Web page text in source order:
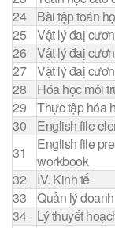
24
Bài tập toán
25
Vật lý đaị
26
Vật lý đaị
27
Vật lý đaị
28
Hóa học môi
29
Thực tập hóa
30
English file
31
English file
workbook
32
IV. Kinh tế
33
Quản lý
34
Lý thuyết